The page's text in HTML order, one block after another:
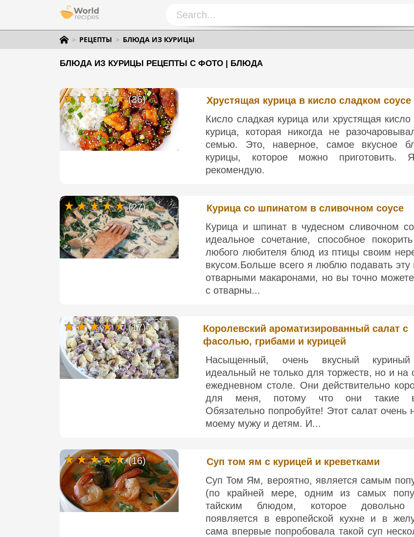
РЕЦЕПТЫ БЛЮДА ИЗ КУРИЦЫ
БЛЮДА ИЗ КУРИЦЫ РЕЦЕПТЫ С ФОТО | БЛЮДА
Хрустящая курица в кисло сладком соусе
Кисло сладкая курица или хрустящая кисло
курица, которая никогда не
семью. Это, наверное, самое вкусное
курицы, которое можно приготовить.
рекомендую.
(36)
Курица со шпинатом в сливочном соусе
Курица и шпинат в чудесном сливочном
идеальное сочетание, способное
любого любителя блюд из птицы своим
вкусом.Больше всего я люблю подавать эту
отварными макаронами, но вы точно
с отварны...
(27)
Королевский ароматизированный салат с
фасолью, грибами и курицей
Насыщенный, очень вкусный куриный
идеальный не только для торжеств, но и на
ежедневном столе. Они действительно
для меня, потому что они такие
Обязательно попробуйте! Этот салат очень
моему мужу и детям. И...
(17)
Суп том ям с курицей и креветками
Суп Том Ям, вероятно, является самым
(по крайней мере, одним из самых
тайским блюдом, которое довольно
появляется в европейской кухне и в
сама впервые попробовала такой суп
(16)